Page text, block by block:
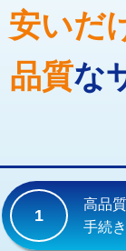
廃棄・処分
止水・漏水調査
理・調整・分解
その他部品の脱着
交換・取付(単
式）)
交換・取付(混
式・ワンホール
安いだ
品質な
1
高品
手続